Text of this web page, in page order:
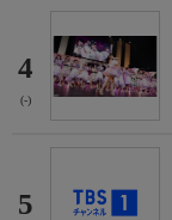
4
(-)
5